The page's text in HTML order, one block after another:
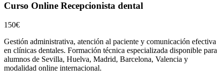
Curso Online Recepcionista dental
150€
Gestión administrativa, atención al paciente y comunicación efectiva
en clínicas dentales. Formación técnica especializada disponible para
alumnos de Sevilla, Huelva, Madrid, Barcelona, Valencia y
modalidad online internacional.